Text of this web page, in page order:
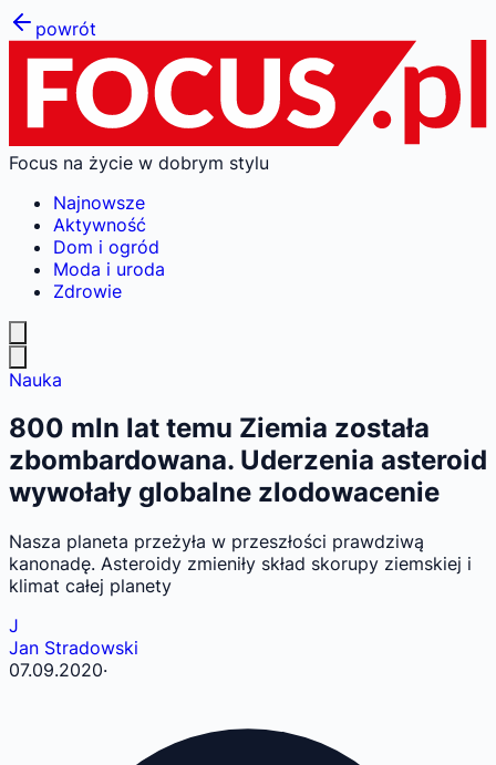
powrót
Focus na życie w dobrym stylu
Najnowsze
Aktywność
Dom i ogród
Moda i uroda
Zdrowie
Nauka
800 mln lat temu Ziemia została
zbombardowana. Uderzenia asteroid
wywołały globalne zlodowacenie
Nasza planeta przeżyła w przeszłości prawdziwą
kanonadę. Asteroidy zmieniły skład skorupy ziemskiej i
klimat całej planety
J
Jan Stradowski
07.09.2020·